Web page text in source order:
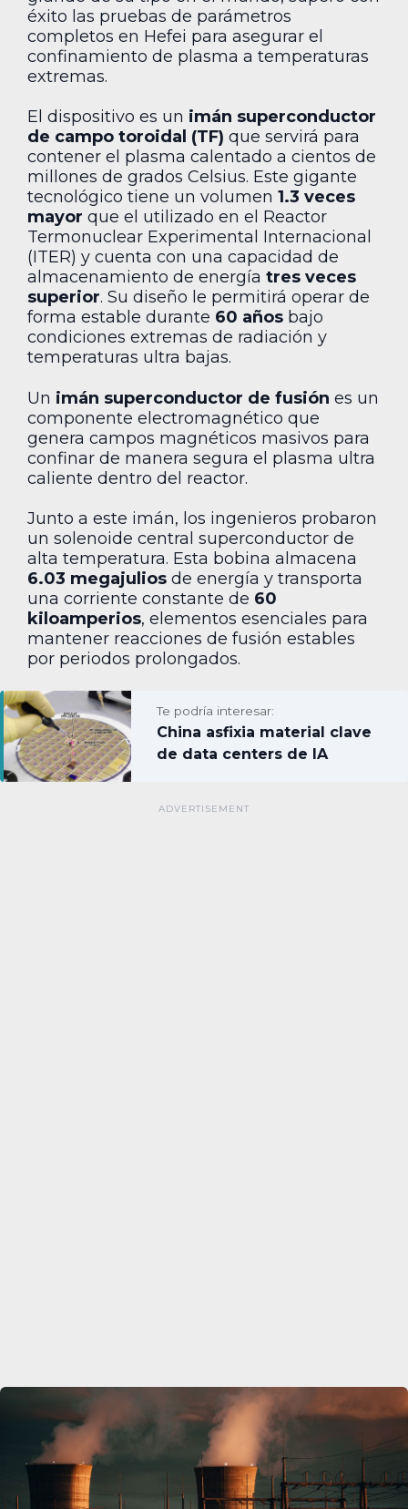
éxito las pruebas de parámetros
completos en Hefei para asegurar el
confinamiento de plasma a temperaturas
extremas.
El dispositivo es un imán superconductor
de campo toroidal (TF) que servirá para
contener el plasma calentado a cientos de
millones de grados Celsius. Este gigante
tecnológico tiene un volumen 1.3 veces
mayor que el utilizado en el Reactor
Termonuclear Experimental Internacional
(ITER) y cuenta con una capacidad de
almacenamiento de energía tres veces
superior. Su diseño le permitirá operar de
forma estable durante 60 años bajo
condiciones extremas de radiación y
temperaturas ultra bajas.
Un imán superconductor de fusión es un
componente electromagnético que
genera campos magnéticos masivos para
confinar de manera segura el plasma ultra
caliente dentro del reactor.
Junto a este imán, los ingenieros probaron
un solenoide central superconductor de
alta temperatura. Esta bobina almacena
6.03 megajulios de energía y transporta
una corriente constante de 60
kiloamperios, elementos esenciales para
mantener reacciones de fusión estables
por periodos prolongados.
Te podría interesar:
China asfixia material clave
de data centers de IA